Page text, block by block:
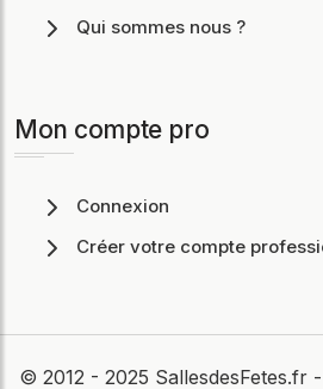
Qui sommes nous ?
Mon compte pro
Connexion
Créer votre compte
© 2012 - 2025 SallesdesFetes.fr -